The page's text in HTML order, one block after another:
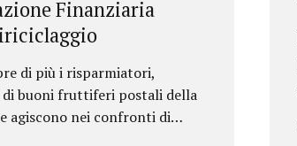
Finanziaria
di più i risparmiatori,
di buoni fruttiferi postali della
agiscono nei confronti di